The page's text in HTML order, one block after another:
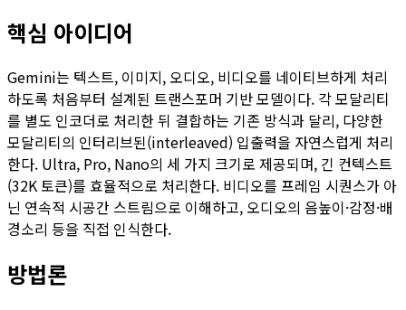
핵심 아이디어
Gemini는 텍스트, 이미지, 오디오, 비디오를 네이티브하게 처리
하도록 처음부터 설계된 트랜스포머 기반 모델이다. 각 모달리티
를 별도 인코더로 처리한 뒤 결합하는 기존 방식과 달리, 다양한
모달리티의 인터리브된(interleaved) 입출력을 자연스럽게 처리
한다. Ultra, Pro, Nano의 세 가지 크기로 제공되며, 긴 컨텍스트
(32K 토큰)를 효율적으로 처리한다. 비디오를 프레임 시퀀스가 아
닌 연속적 시공간 스트림으로 이해하고, 오디오의 음높이·감정·배
경소리 등을 직접 인식한다.
방법론